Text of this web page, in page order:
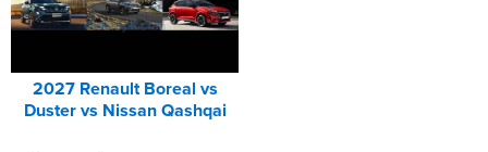
2027 Renault Boreal vs
Duster vs Nissan Qashqai